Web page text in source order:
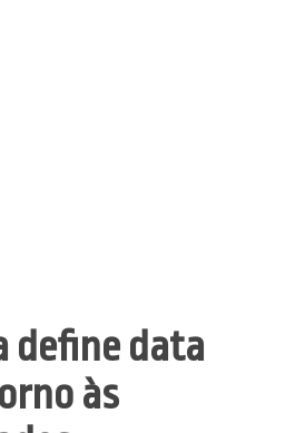
define data
às